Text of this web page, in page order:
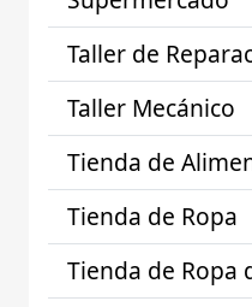
Taller de
Taller Mecánico
Tienda de
Tienda de Ropa
Tienda de Ropa